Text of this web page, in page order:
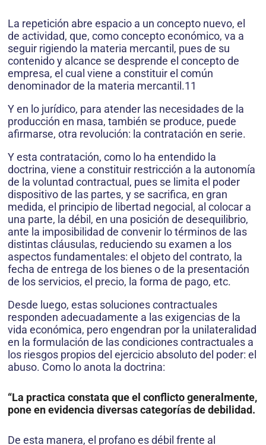
La repetición abre espacio a un concepto nuevo, el
de actividad, que, como concepto económico, va a
seguir rigiendo la materia mercantil, pues de su
contenido y alcance se desprende el concepto de
empresa, el cual viene a constituir el común
denominador de la materia mercantil.11
Y en lo jurídico, para atender las necesidades de la
producción en masa, también se produce, puede
afirmarse, otra revolución: la contratación en serie.
Y esta contratación, como lo ha entendido la
doctrina, viene a constituir restricción a la autonomía
de la voluntad contractual, pues se limita el poder
dispositivo de las partes, y se sacrifica, en gran
medida, el principio de libertad negocial, al colocar a
una parte, la débil, en una posición de desequilibrio,
ante la imposibilidad de convenir lo términos de las
distintas cláusulas, reduciendo su examen a los
aspectos fundamentales: el objeto del contrato, la
fecha de entrega de los bienes o de la presentación
de los servicios, el precio, la forma de pago, etc.
Desde luego, estas soluciones contractuales
responden adecuadamente a las exigencias de la
vida económica, pero engendran por la unilateralidad
en la formulación de las condiciones contractuales a
los riesgos propios del ejercicio absoluto del poder: el
abuso. Como lo anota la doctrina:
“La practica constata que el conflicto generalmente,
pone en evidencia diversas categorías de debilidad.
De esta manera, el profano es débil frente al